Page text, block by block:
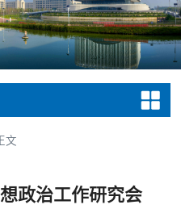
文
政治工作研究会